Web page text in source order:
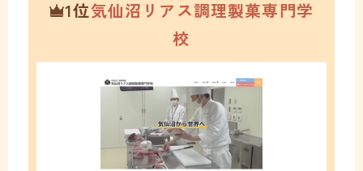
1位気仙沼リアス調理製菓専門学
校